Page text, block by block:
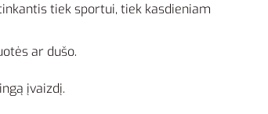
tiek sportui, tiek kasdieniam
ar dušo.
įvaizdį.